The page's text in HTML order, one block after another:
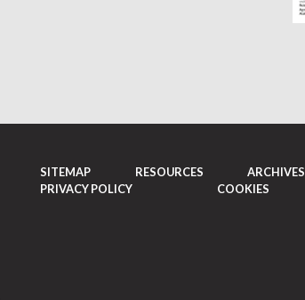
SITEMAP RESOURCES ARCHIVES
PRIVACY POLICY
COOKIES